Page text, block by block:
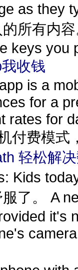
as they
所有内
keys you
收钱
is a
for a
rates for
付费模式
轻松解
Kids
了。 A
it's